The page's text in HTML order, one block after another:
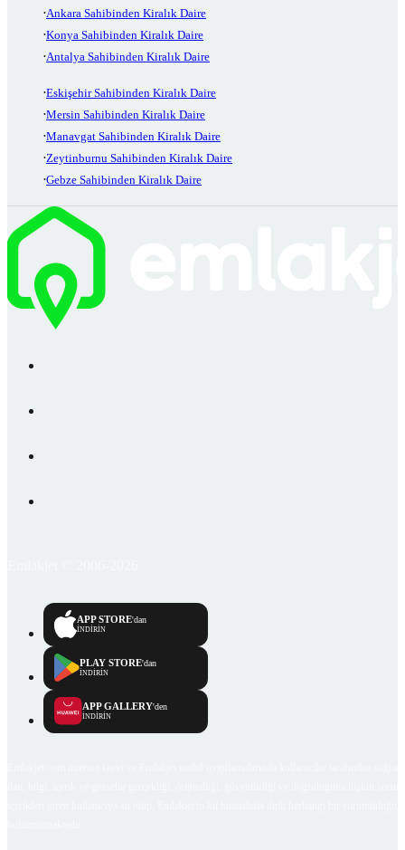
Ankara Sahibinden Kiralık Daire
Konya Sahibinden Kiralık Daire
Antalya Sahibinden Kiralık Daire
Eskişehir Sahibinden Kiralık Daire
Mersin Sahibinden Kiralık Daire
Manavgat Sahibinden Kiralık Daire
Zeytinburnu Sahibinden Kiralık Daire
Gebze Sahibinden Kiralık Daire
APP STORE'dan
İNDİRİN
PLAY STORE'dan
İNDİRİN
APP GALLERY'den
İNDİRİN